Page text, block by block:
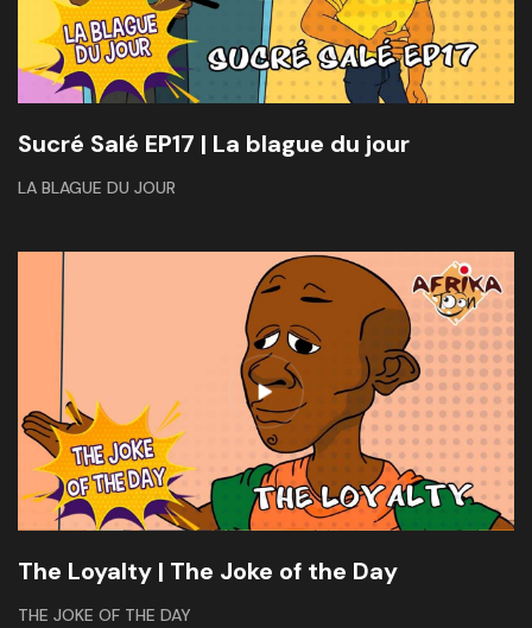
Sucré Salé EP17 | La blague du jour
LA BLAGUE DU JOUR
The Loyalty | The Joke of the Day
THE JOKE OF THE DAY